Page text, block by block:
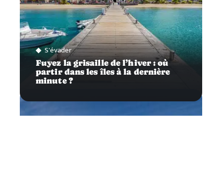
S'évader
Fuyez la grisaille de l’hiver : où
partir dans les îles à la dernière
minute ?